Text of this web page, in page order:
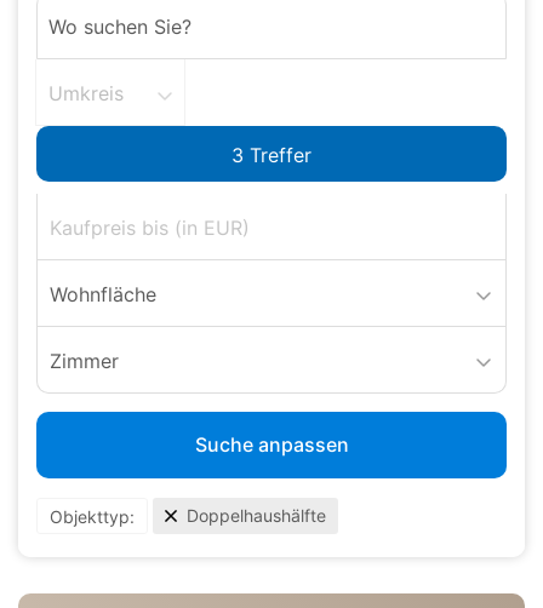
Umkreis
Wohnfläche
Zimmer
Suche anpassen
Objekttyp: Doppelhaushälfte